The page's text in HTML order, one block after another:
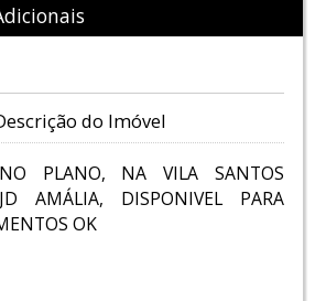
do Imóvel
PLANO, NA VILA SANTOS
AMÁLIA, DISPONIVEL PARA
OK